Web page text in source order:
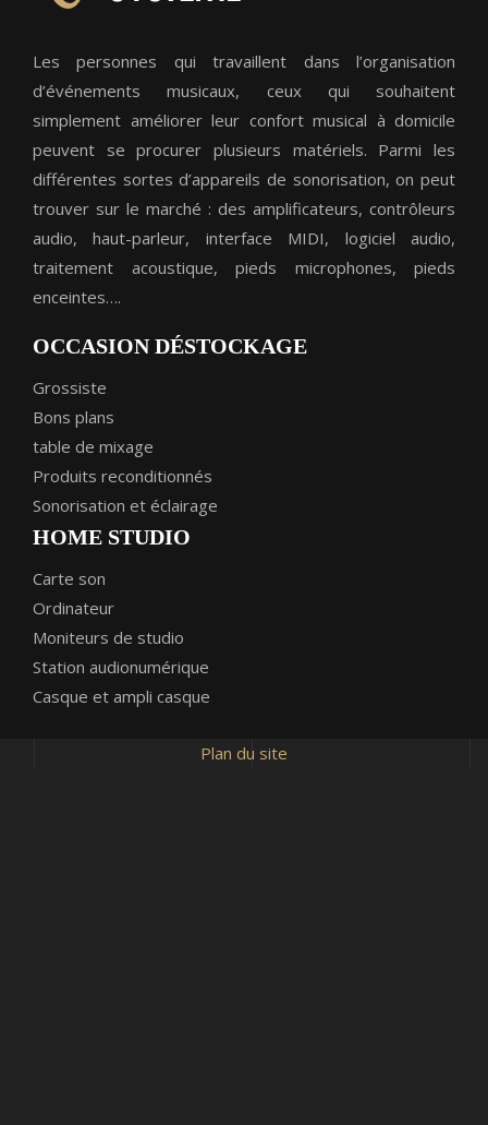
Les personnes qui travaillent dans l’organisation
d’événements musicaux, ceux qui souhaitent
simplement améliorer leur confort musical à domicile
peuvent se procurer plusieurs matériels. Parmi les
différentes sortes d’appareils de sonorisation, on peut
trouver sur le marché : des amplificateurs, contrôleurs
audio, haut-parleur, interface MIDI, logiciel audio,
traitement acoustique, pieds microphones, pieds
enceintes….
OCCASION DÉSTOCKAGE
Grossiste
Bons plans
table de mixage
Produits reconditionnés
Sonorisation et éclairage
HOME STUDIO
Carte son
Ordinateur
Moniteurs de studio
Station audionumérique
Casque et ampli casque
Plan du site